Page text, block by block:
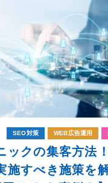
SEO対策 WEB広告運用
ックの集客方法
施すべき施策を